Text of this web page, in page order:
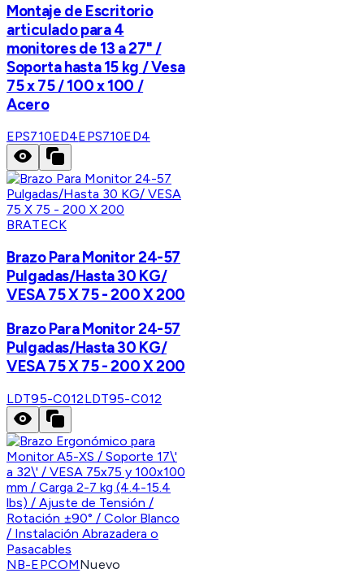
Montaje de Escritorio
articulado para 4
monitores de 13 a 27" /
Soporta hasta 15 kg / Vesa
75 x 75 / 100 x 100 /
Acero
EPS710ED4EPS710ED4
BRATECK
Brazo Para Monitor 24-57
Pulgadas/Hasta 30 KG/
VESA 75 X 75 - 200 X 200
Brazo Para Monitor 24-57
Pulgadas/Hasta 30 KG/
VESA 75 X 75 - 200 X 200
LDT95-C012LDT95-C012
NB-EPCOMNuevo